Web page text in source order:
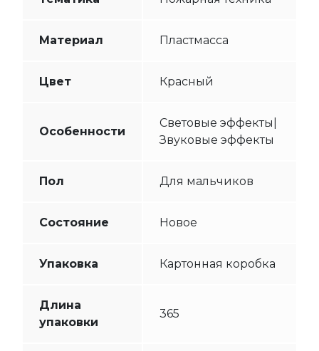
Материал Пластмасса
Цвет Красный
Особенности
Световые эффекты|
Звуковые эффекты
Пол Для мальчиков
Состояние Новое
Упаковка Картонная коробка
Длина
упаковки
365